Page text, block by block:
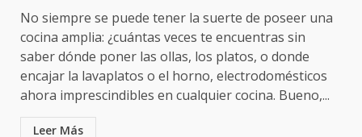
No siempre se puede tener la suerte de poseer una
cocina amplia: ¿cuántas veces te encuentras sin
saber dónde poner las ollas, los platos, o donde
encajar la lavaplatos o el horno, electrodomésticos
ahora imprescindibles en cualquier cocina. Bueno,...
Leer Más